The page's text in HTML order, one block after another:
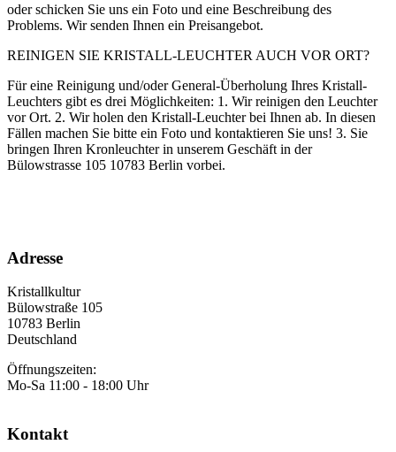
oder schicken Sie uns ein Foto und eine Beschreibung des
Problems. Wir senden Ihnen ein Preisangebot.
REINIGEN SIE KRISTALL-LEUCHTER AUCH VOR ORT?
Für eine Reinigung und/oder General-Überholung Ihres Kristall-
Leuchters gibt es drei Möglichkeiten: 1. Wir reinigen den Leuchter
vor Ort. 2. Wir holen den Kristall-Leuchter bei Ihnen ab. In diesen
Fällen machen Sie bitte ein Foto und kontaktieren Sie uns! 3. Sie
bringen Ihren Kronleuchter in unserem Geschäft in der
Bülowstrasse 105 10783 Berlin vorbei.
Adresse
Kristallkultur
Bülowstraße 105
10783 Berlin
Deutschland
Öffnungszeiten:
Mo-Sa 11:00 - 18:00 Uhr
Kontakt